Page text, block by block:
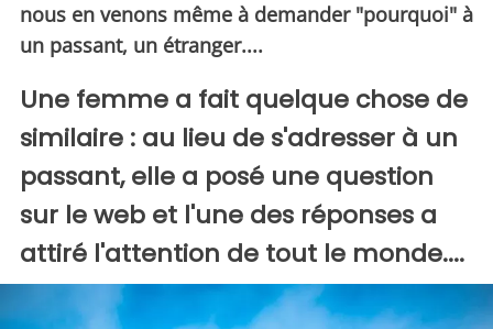
nous en venons même à demander "pourquoi" à
un passant, un étranger....
Une femme a fait quelque chose de
similaire : au lieu de s'adresser à un
passant, elle a posé une question
sur le web et l'une des réponses a
attiré l'attention de tout le monde....